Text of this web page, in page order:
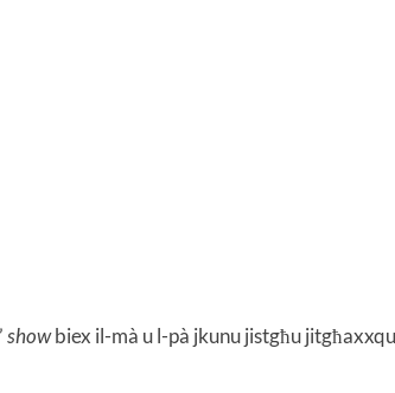
showbiex il-mà u l-pà jkunu jistgħu